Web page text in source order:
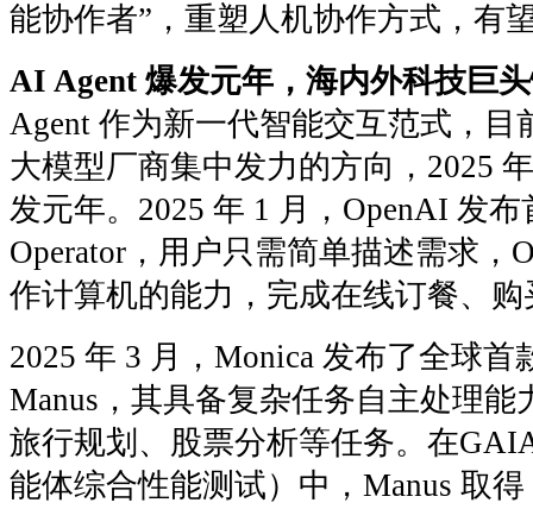
能协作者”，重塑人机协作方式，有
AI Agent 爆发元年，海内外科技巨
Agent 作为新一代智能交互范式，目
大模型厂商集中发力的方向，2025
发元年。2025 年 1 月，OpenAI 发
Operator，用户只需简单描述需求，
作计算机的能力，完成在线订餐、
2025 年 3 月，Monica 发布了全球
Manus，其具备复杂任务自主处理
旅行规划、股票分析等任务。在
能体综合性能测试）中，Manus 取